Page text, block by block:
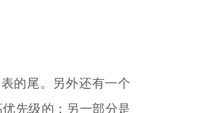
的尾。另外还有一个
先级的；另一部分是